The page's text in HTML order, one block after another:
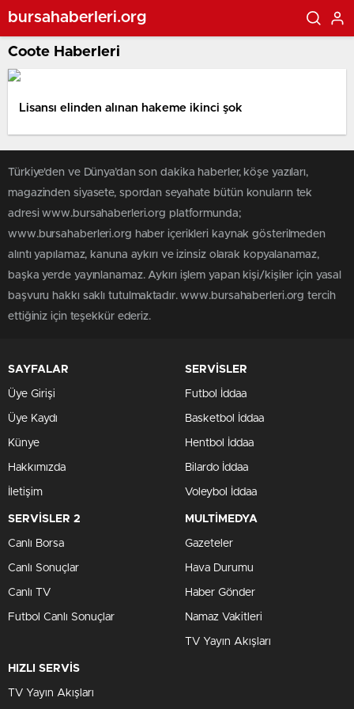
bursahaberleri.org
Coote Haberleri
Lisansı elinden alınan hakeme ikinci şok
Türkiye'den ve Dünya’dan son dakika haberler, köşe yazıları,
magazinden siyasete, spordan seyahate bütün konuların tek
adresi www.bursahaberleri.org platformunda;
www.bursahaberleri.org haber içerikleri kaynak gösterilmeden
alıntı yapılamaz, kanuna aykırı ve izinsiz olarak kopyalanamaz,
başka yerde yayınlanamaz. Aykırı işlem yapan kişi/kişiler için yasal
başvuru hakkı saklı tutulmaktadır. www.bursahaberleri.org tercih
ettiğiniz için teşekkür ederiz.
SAYFALAR
Üye Girişi
Üye Kaydı
Künye
Hakkımızda
İletişim
SERVİSLER
Futbol İddaa
Basketbol İddaa
Hentbol İddaa
Bilardo İddaa
Voleybol İddaa
SERVİSLER 2
Canlı Borsa
Canlı Sonuçlar
Canlı TV
Futbol Canlı Sonuçlar
MULTİMEDYA
Gazeteler
Hava Durumu
Haber Gönder
Namaz Vakitleri
TV Yayın Akışları
HIZLI SERVİS
TV Yayın Akışları